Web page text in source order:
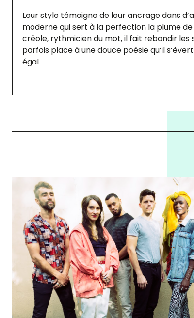
Leur style témoigne de leur ancrage dans
moderne qui sert à la perfection la plume
créole, rythmicien du mot, il fait rebondir
parfois place à une douce poésie qu’il
égal.